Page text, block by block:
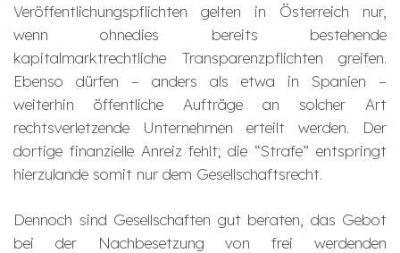
Veröffentlichungspflichten gelten in Österreich nur,
wenn ohnedies bereits bestehende
kapitalmarktrechtliche Transparenzpflichten greifen.
Ebenso dürfen – anders als etwa in Spanien –
weiterhin öffentliche Aufträge an solcher Art
rechtsverletzende Unternehmen erteilt werden. Der
dortige finanzielle Anreiz fehlt; die “Strafe” entspringt
hierzulande somit nur dem Gesellschaftsrecht.
Dennoch sind Gesellschaften gut beraten, das Gebot
bei der Nachbesetzung von frei werdenden